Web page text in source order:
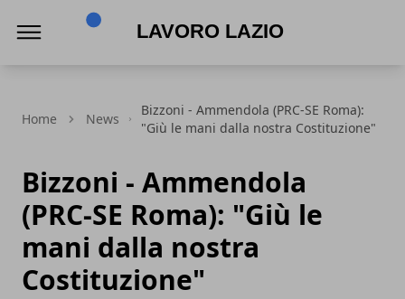
Home News
Bizzoni - Ammendola (PRC-SE Roma):
"Giù le mani dalla nostra Costituzione"
Bizzoni - Ammendola
(PRC-SE Roma): "Giù le
mani dalla nostra
Costituzione"